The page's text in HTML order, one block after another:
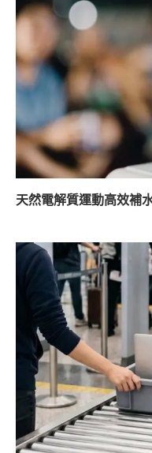
天然電解質運動高效補